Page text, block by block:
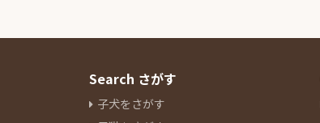
Search さがす
子犬をさがす